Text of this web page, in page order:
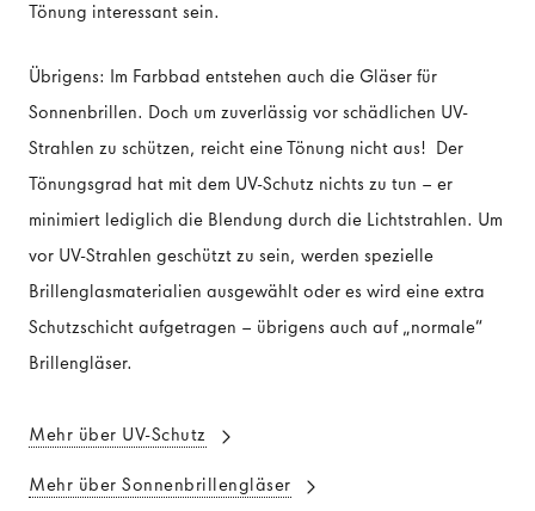
Tönung interessant sein.
Übrigens: Im Farbbad entstehen auch die Gläser für
Sonnenbrillen. Doch um zuverlässig vor schädlichen UV-
Strahlen zu schützen, reicht eine Tönung nicht aus! Der
Tönungsgrad hat mit dem UV-Schutz nichts zu tun – er
minimiert lediglich die Blendung durch die Lichtstrahlen. Um
vor UV-Strahlen geschützt zu sein, werden spezielle
Brillenglasmaterialien ausgewählt oder es wird eine extra
Schutzschicht aufgetragen – übrigens auch auf „normale“
Brillengläser.
Mehr über UV-Schutz
Mehr über Sonnenbrillengläser